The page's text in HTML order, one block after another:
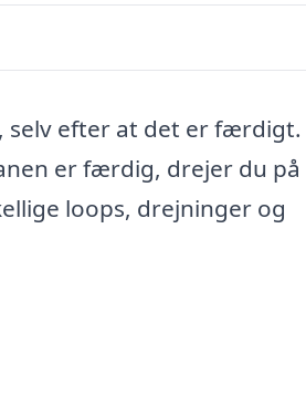
selv efter at det er færdigt.
er færdig, drejer du på
loops, drejninger og